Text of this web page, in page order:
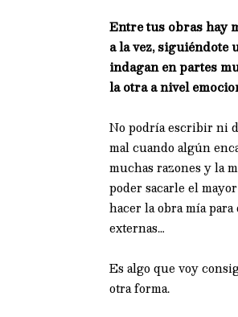
Entre tus obras hay
a la vez, siguiéndote
indagan en partes
la otra a nivel
No podría escribir ni
mal cuando algún
muchas razones y la
poder sacarle el
hacer la obra mía
externas…
Es algo que voy
otra forma.